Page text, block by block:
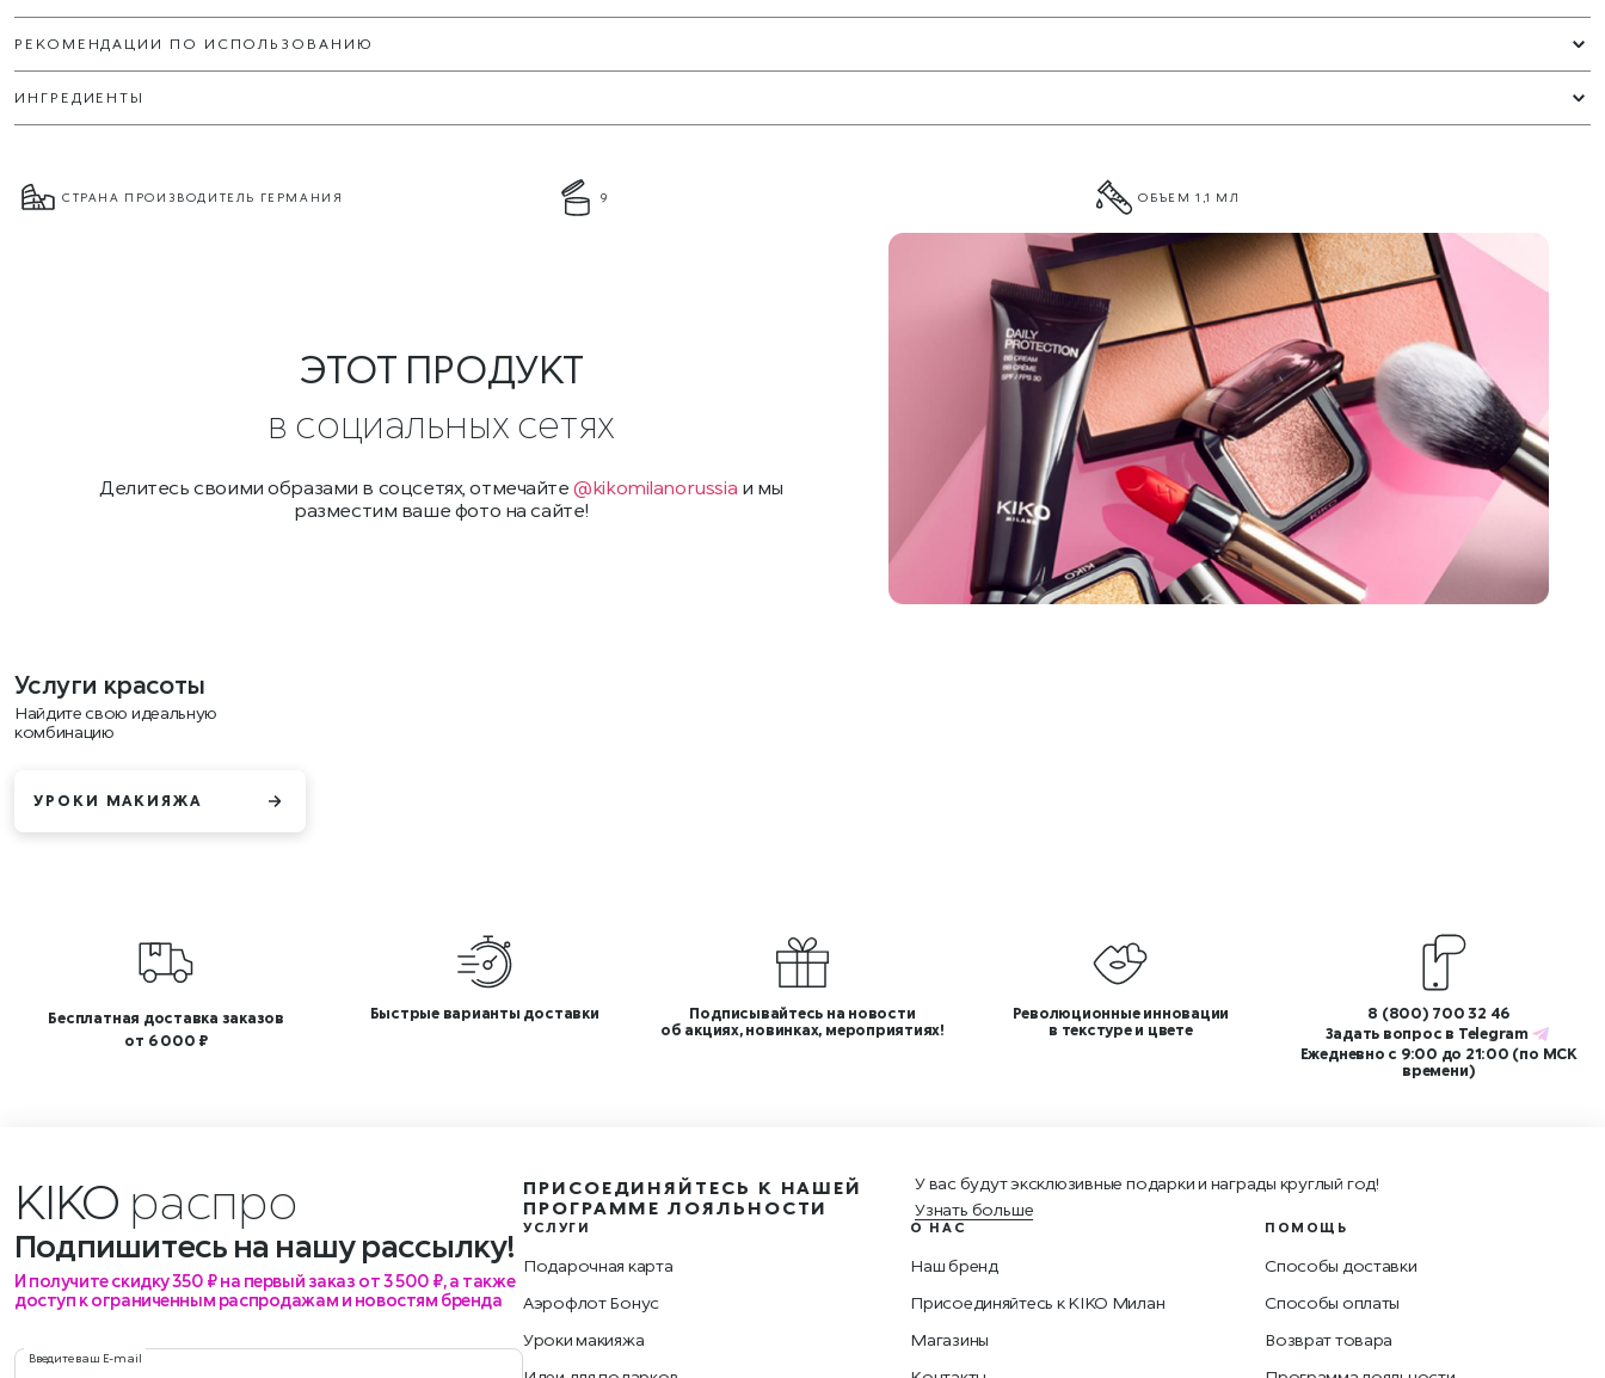
РЕКОМЕНДАЦИИ ПО ИСПОЛЬЗОВАНИЮ
ИНГРЕДИЕНТЫ
СТРАНА ПРОИЗВОДИТЕЛЬ ГЕРМАНИЯ 9 ОБЪЕМ 1,1 МЛ
ЭТОТ ПРОДУКТ
в социальных сетях
Делитесь своими образами в соцсетях, отмечайте@kikomilanorussia и мы
разместим ваше фото на сайте!
Услуги красоты
Найдите свою идеальную
комбинацию
УРОКИ МАКИЯЖА
Бесплатная доставка заказов
от 6 000 ₽
Быстрые варианты доставки
Подписывайтесь на новости
об акциях, новинках, мероприятиях!
Революционные инновации
в текстуре и цвете
8 (800) 700 32 46
Задать вопрос в Telegram
Ежедневно с 9:00 до 21:00 (по МСК
времени)
KIKO
Подпишитесь на нашу рассылку!
И получите скидку 350 ₽ на первый заказ от 3 500 ₽, а также
доступ к ограниченным распродажам и новостям бренда
Введите ваш E-mail
ПРИСОЕДИНЯЙТЕСЬ К НАШЕЙ
ПРОГРАММЕ ЛОЯЛЬНОСТИ
У вас будут эксклюзивные подарки и награды круглый год!
Узнать больше
УСЛУГИ
Подарочная карта
Аэрофлот Бонус
Уроки макияжа
О НАС
Наш бренд
Присоединяйтесь к KIKO Милан
Магазины
ПОМОЩЬ
Способы доставки
Способы оплаты
Возврат товара